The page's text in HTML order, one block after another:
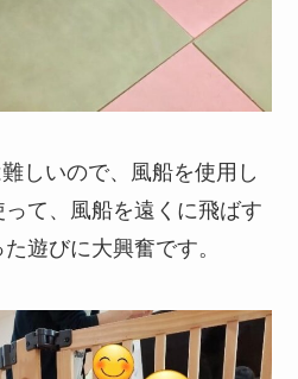
しいので、風船を使用し
て、風船を遠くに飛ばす
遊びに大興奮です。